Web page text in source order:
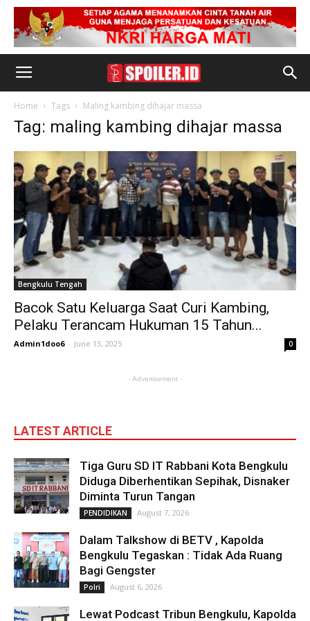
Home Tags Maling kambing dihajar massa
Tag: maling kambing dihajar massa
Bengkulu Tengah
Bacok Satu Keluarga Saat Curi Kambing,
Pelaku Terancam Hukuman 15 Tahun...
Admin1doo6 - June 13, 2025 0
- Advertisement -
LATEST ARTICLE
Tiga Guru SD IT Rabbani Kota Bengkulu
Diduga Diberhentikan Sepihak, Disnaker
Diminta Turun Tangan
PENDIDIKAN August 7, 2026
Dalam Talkshow di BETV , Kapolda
Bengkulu Tegaskan : Tidak Ada Ruang
Bagi Gengster
Polri August 6, 2026
Lewat Podcast Tribun Bengkulu, Kapolda